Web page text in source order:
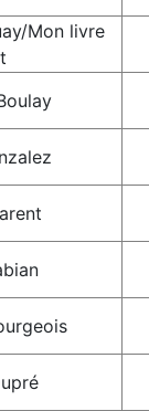
Mon livre